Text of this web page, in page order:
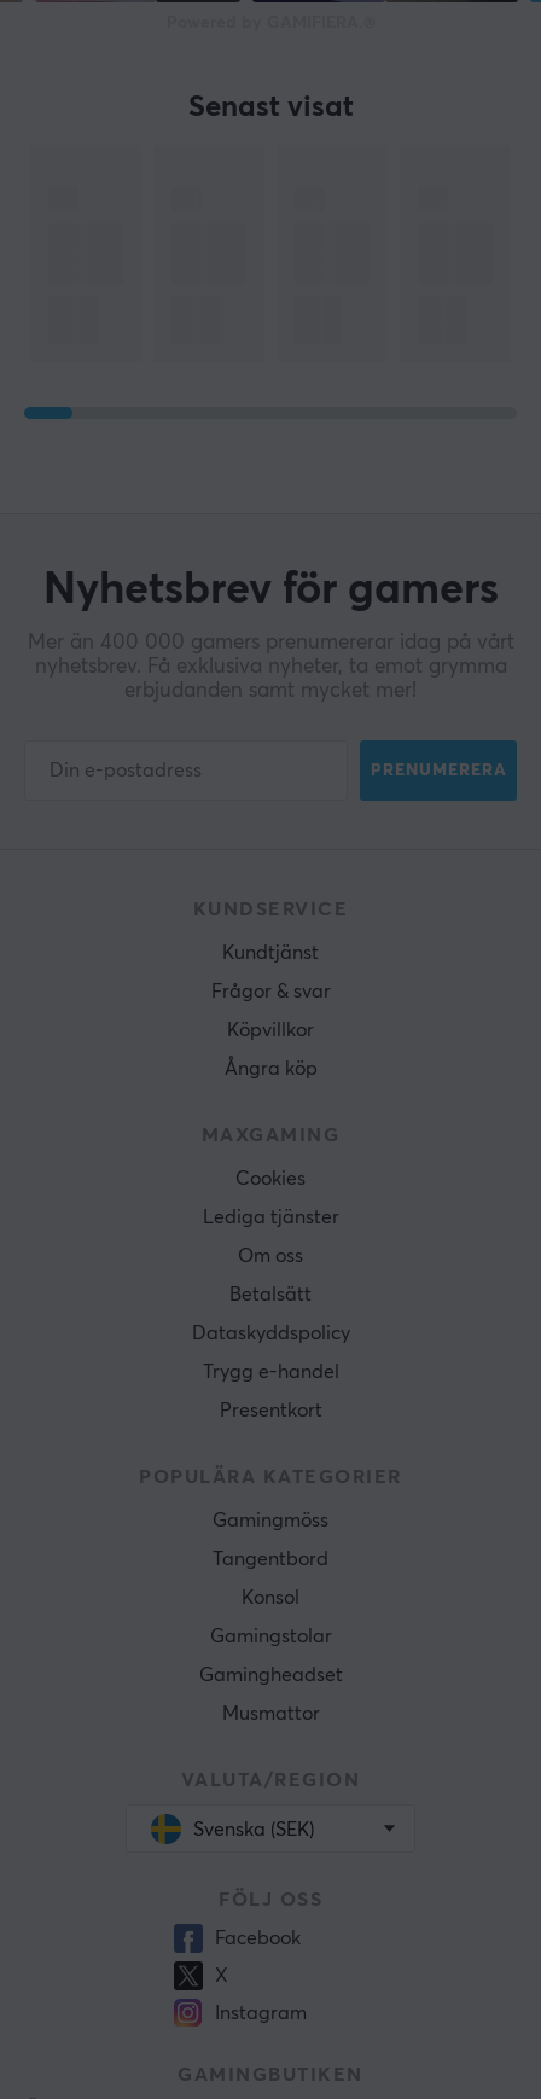
Senast visat
Nyhetsbrev för gamers
Mer än 400 000 gamers prenumererar idag på vårt
nyhetsbrev. Få exklusiva nyheter, ta emot grymma
erbjudanden samt mycket mer!
PRENUMERERA
KUNDSERVICE
Kundtjänst
Frågor & svar
Köpvillkor
Ångra köp
MAXGAMING
Cookies
Lediga tjänster
Om oss
Betalsätt
Dataskyddspolicy
Trygg e-handel
Presentkort
POPULÄRA KATEGORIER
Gamingmöss
Tangentbord
Konsol
Gamingstolar
Gamingheadset
Musmattor
VALUTA/REGION
Svenska (SEK)
FÖLJ OSS
Facebook
X
Instagram
GAMINGBUTIKEN